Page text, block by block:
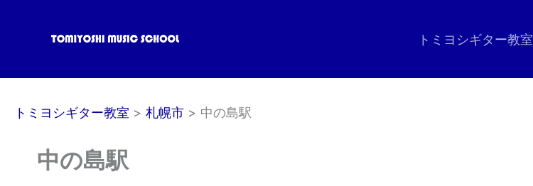
トミヨシギター教室
トミヨシギター教室 札幌市 中の島駅
中の島駅